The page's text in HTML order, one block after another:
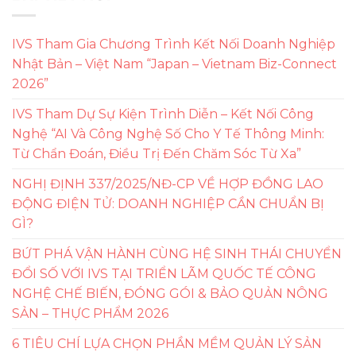
IVS Tham Gia Chương Trình Kết Nối Doanh Nghiệp
Nhật Bản – Việt Nam “Japan – Vietnam Biz-Connect
2026”
IVS Tham Dự Sự Kiện Trình Diễn – Kết Nối Công
Nghệ “AI Và Công Nghệ Số Cho Y Tế Thông Minh:
Từ Chẩn Đoán, Điều Trị Đến Chăm Sóc Từ Xa”
NGHỊ ĐỊNH 337/2025/NĐ-CP VỀ HỢP ĐỒNG LAO
ĐỘNG ĐIỆN TỬ: DOANH NGHIỆP CẦN CHUẨN BỊ
GÌ?
BỨT PHÁ VẬN HÀNH CÙNG HỆ SINH THÁI CHUYỂN
ĐỔI SỐ VỚI IVS TẠI TRIỂN LÃM QUỐC TẾ CÔNG
NGHỆ CHẾ BIẾN, ĐÓNG GÓI & BẢO QUẢN NÔNG
SẢN – THỰC PHẨM 2026
6 TIÊU CHÍ LỰA CHỌN PHẦN MỀM QUẢN LÝ SẢN